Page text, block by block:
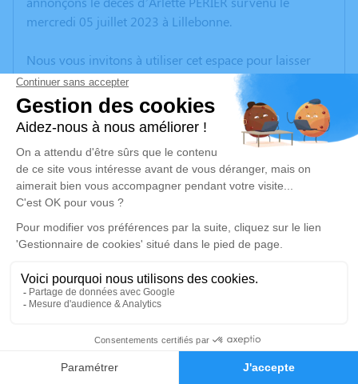
Faire-part Hommages
mercredi 05 juillet 2023 à Lillebonne.
Nous vous invitons à utiliser cet espace pour laisser
vos condoléances, partager des photos souvenirs, une
anecdote ou exprimer vos pensées à travers des
poèmes ou des textes. Cet endroit est un lieu
d'expression dédié à honorer la mémoire d’Arlette
PERIER.
Un service de plantation d’arbre hommage est
disponible ici.
Je rends hommage
Cérémonie religieuse
Eglise Notre Dame de Lillebonne
Place Carnot